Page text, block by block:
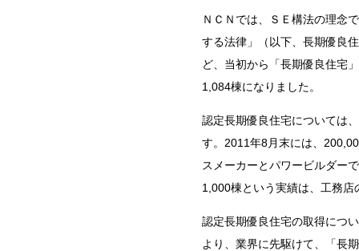
ＮＣＮでは、ＳＥ構法の理念
する法律」（以下、長期優良
ど、当初から「長期優良住宅
1,084棟になりました。
認定長期優良住宅については
す。2011年8月末には、
スメーカーとパワービルダー
1,000棟という実績は、工務
認定長期優良住宅の取得につ
より、業界に先駆けて、「長